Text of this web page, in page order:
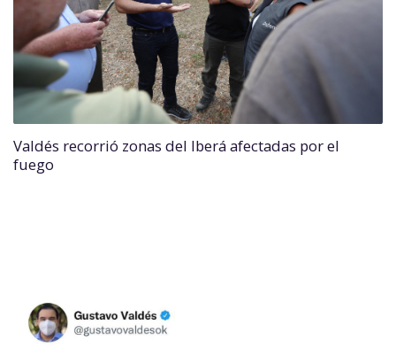
Valdés recorrió zonas del Iberá afectadas por el
fuego